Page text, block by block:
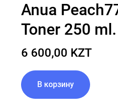
Anua Peach77% Niacin Essence
Toner 250 ml.
6 600,00 KZT
В корзину